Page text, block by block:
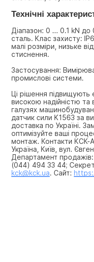
Технічні
Діапазон: 0 ... 0.1 kN
сталь. Клас захисту:
малі розміри, низьке
стиснення.
Застосування:
промислові системи.
Ці рішення підвищують
високою надійністю
галузях
датчик сили K1563 за
доставка по Україні.
оптимізуйте ваші
монтаж. Контакти
Україна, Київ, вул.
Департамент
(044) 494 33 44;
kck@kck.ua. Сайт: